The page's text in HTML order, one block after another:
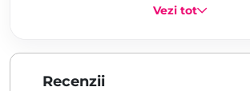
Vezi tot
Recenzii